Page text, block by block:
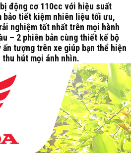
động cơ 110cc với hiệu suất
bảo tiết kiệm nhiên liệu tối ưu,
nghiệm tốt nhất trên mọi hành
– 2 phiên bản cùng thiết kế bộ
tượng trên xe giúp bạn thể hiện
hút mọi ánh nhìn.